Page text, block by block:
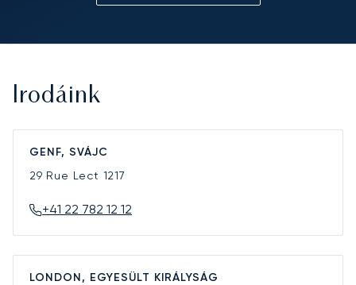
Irodáink
GENF, SVÁJC
29 Rue Lect 1217
+41 22 782 12 12
LONDON, EGYESÜLT KIRÁLYSÁG